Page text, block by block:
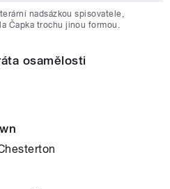
nadsázkou spisovatele,
Čapka trochu jinou formou.
osamělosti